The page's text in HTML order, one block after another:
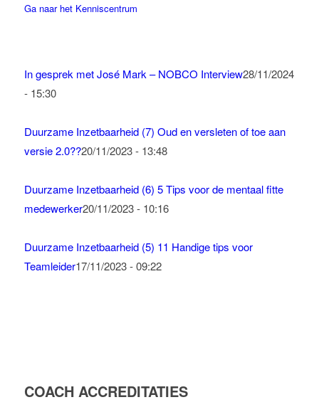
Ga naar het Kenniscentrum
In gesprek met José Mark – NOBCO Interview28/11/2024
- 15:30
Duurzame Inzetbaarheid (7) Oud en versleten of toe aan
versie 2.0??20/11/2023 - 13:48
Duurzame Inzetbaarheid (6) 5 Tips voor de mentaal fitte
medewerker20/11/2023 - 10:16
Duurzame Inzetbaarheid (5) 11 Handige tips voor
Teamleider17/11/2023 - 09:22
COACH ACCREDITATIES